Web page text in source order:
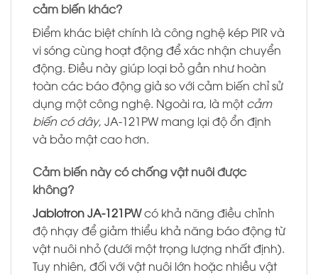
cảm biến khác?
Điểm khác biệt chính là công nghệ kép PIR và
vi sóng cùng hoạt động để xác nhận chuyển
động. Điều này giúp loại bỏ gần như hoàn
toàn các báo động giả so với cảm biến chỉ sử
dụng một công nghệ. Ngoài ra, là mộtcảm
biến có dây, JA-121PW mang lại độ ổn định
và bảo mật cao hơn.
Cảm biến này có chống vật nuôi được
không?
Jablotron JA-121PWcó khả năng điều chỉnh
độ nhạy để giảm thiểu khả năng báo động từ
vật nuôi nhỏ (dưới một trọng lượng nhất định).
Tuy nhiên, đối với vật nuôi lớn hoặc nhiều vật